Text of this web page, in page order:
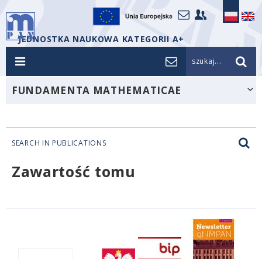
JEDNOSTKA NAUKOWA KATEGORII A+
szukaj...
FUNDAMENTA MATHEMATICAE
SEARCH IN PUBLICATIONS
Zawartość tomu